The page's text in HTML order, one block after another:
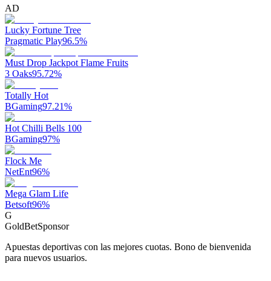
AD
Lucky Fortune Tree
Pragmatic Play96.5%
Must Drop Jackpot Flame Fruits
3 Oaks95.72%
Totally Hot
BGaming97.21%
Hot Chilli Bells 100
BGaming97%
Flock Me
NetEnt96%
Mega Glam Life
Betsoft96%
G
GoldBetSponsor
Apuestas deportivas con las mejores cuotas. Bono de bienvenida
para nuevos usuarios.